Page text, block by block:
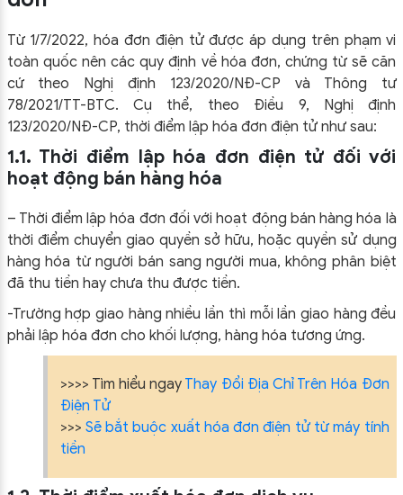
Từ 1/7/2022, hóa đơn điện tử được áp dụng trên phạm vi
toàn quốc nên các quy định về hóa đơn, chứng từ sẽ căn
cứ theo Nghị định 123/2020/NĐ-CP và Thông tư
78/2021/TT-BTC. Cụ thể, theo Điều 9, Nghị định
123/2020/NĐ-CP, thời điểm lập hóa đơn điện tử như sau:
1.1. Thời điểm lập hóa đơn điện tử đối với
hoạt động bán hàng hóa
– Thời điểm lập hóa đơn đối với hoạt động bán hàng hóa là
thời điểm chuyển giao quyền sở hữu, hoặc quyền sử dụng
hàng hóa từ người bán sang người mua, không phân biệt
đã thu tiền hay chưa thu được tiền.
-Trường hợp giao hàng nhiều lần thì mỗi lần giao hàng đều
phải lập hóa đơn cho khối lượng, hàng hóa tương ứng.
>>>> Tìm hiểu ngay Thay Đổi Địa Chỉ Trên Hóa Đơn
Điện Tử
>>> Sẽ bắt buộc xuất hóa đơn điện tử từ máy tính
tiền